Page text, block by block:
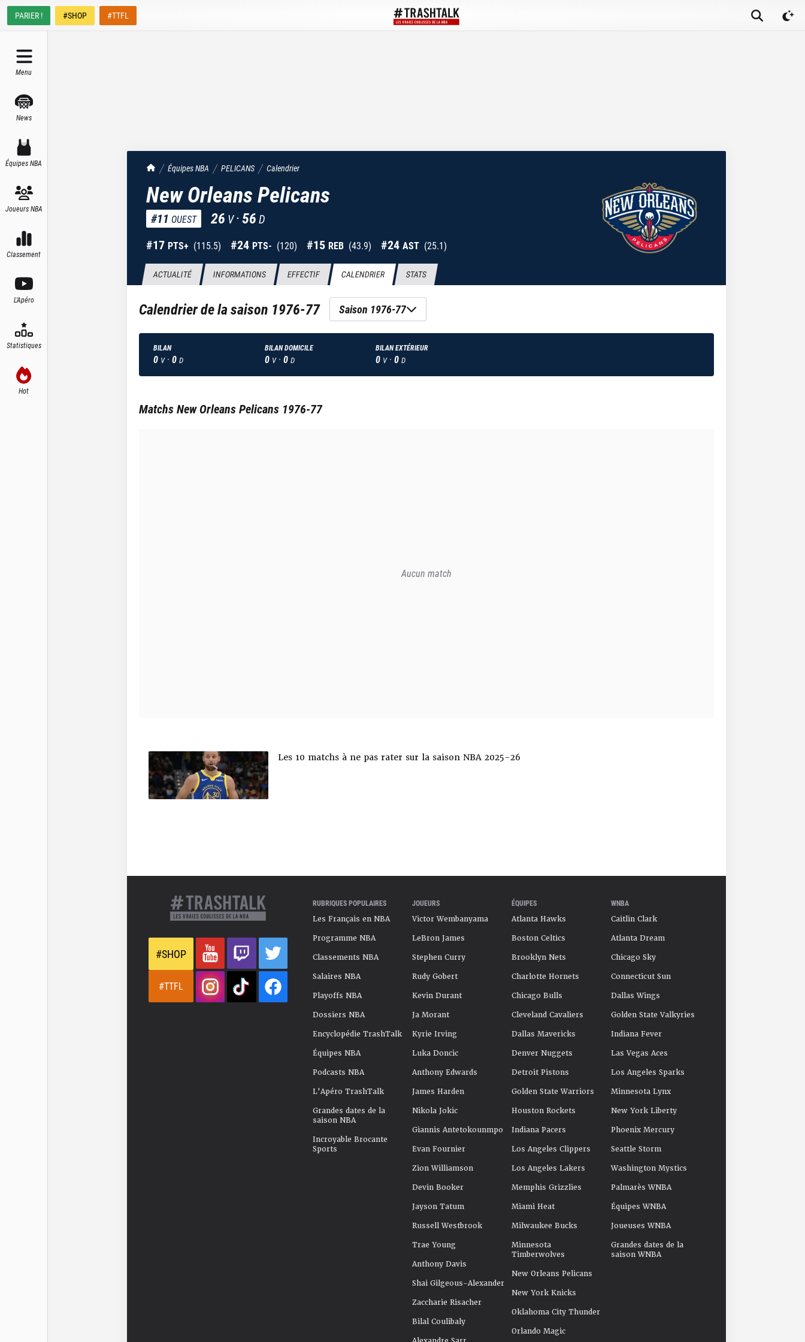
PARIER ! #SHOP #TTFL
Menu
News
Équipes NBA
Joueurs NBA
Classement
L'Apéro
Statistiques
Hot
TrashTalk Actu NBA
Équipes NBA PELICANS Calendrier
New Orleans Pelicans
#11 OUEST 26 V ·56 D
#17 PTS+ (115.5) #24 PTS- (120) #15 REB (43.9) #24 AST (25.1)
ACTUALITÉ INFORMATIONS EFFECTIF CALENDRIER STATS
Calendrier de la saison 1976-77 Saison 1976-77
BILAN
0 V · 0 D
BILAN DOMICILE
0 V · 0 D
BILAN EXTÉRIEUR
0 V · 0 D
MatchsNew Orleans Pelicans 1976-77
Aucun match
Les 10 matchs à ne pas rater sur la saison NBA 2025-26
#SHOP
#TTFL
RUBRIQUES POPULAIRES
Les Français en NBA
Programme NBA
Classements NBA
Salaires NBA
Playoffs NBA
Dossiers NBA
Encyclopédie TrashTalk
Équipes NBA
Podcasts NBA
L'Apéro TrashTalk
Grandes dates de la
saison NBA
Incroyable Brocante
Sports
JOUEURS
Victor Wembanyama
LeBron James
Stephen Curry
Rudy Gobert
Kevin Durant
Ja Morant
Kyrie Irving
Luka Doncic
Anthony Edwards
James Harden
Nikola Jokic
Giannis Antetokounmpo
Evan Fournier
Zion Williamson
Devin Booker
Jayson Tatum
Russell Westbrook
Trae Young
Anthony Davis
Shai Gilgeous-Alexander
Zaccharie Risacher
Bilal Coulibaly
ÉQUIPES
Atlanta Hawks
Boston Celtics
Brooklyn Nets
Charlotte Hornets
Chicago Bulls
Cleveland Cavaliers
Dallas Mavericks
Denver Nuggets
Detroit Pistons
Golden State Warriors
Houston Rockets
Indiana Pacers
Los Angeles Clippers
Los Angeles Lakers
Memphis Grizzlies
Miami Heat
Milwaukee Bucks
Minnesota
Timberwolves
New Orleans Pelicans
New York Knicks
Oklahoma City Thunder
Orlando Magic
WNBA
Caitlin Clark
Atlanta Dream
Chicago Sky
Connecticut Sun
Dallas Wings
Golden State Valkyries
Indiana Fever
Las Vegas Aces
Los Angeles Sparks
Minnesota Lynx
New York Liberty
Phoenix Mercury
Seattle Storm
Washington Mystics
Palmarès WNBA
Équipes WNBA
Joueuses WNBA
Grandes dates de la
saison WNBA